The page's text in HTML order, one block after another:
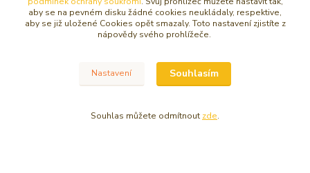
ČAKRY
FENG SHUI
DOPLŇKY PRO FENG SHUI
aby se na pevném disku žádné cookies neukládaly, respektive,
aby se již uložené Cookies opět smazaly. Toto nastavení zjistíte z
nápovědy svého prohlížeče.
Nastavení Souhlasím
Souhlas můžete odmítnout zde.